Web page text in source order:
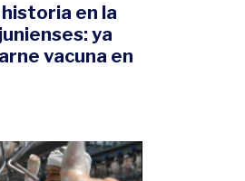
en la
ya
vacuna en